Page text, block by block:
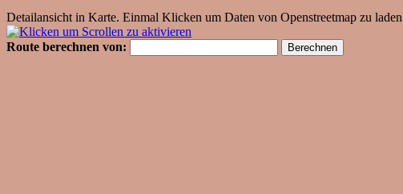
Detailansicht in Karte. Einmal Klicken um Daten von Openstreetmap zu
Route berechnen von: